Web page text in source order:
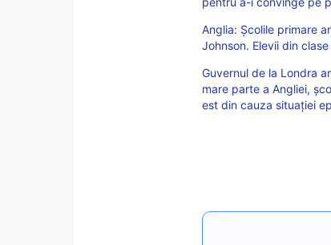
Anglia: Școlile primare
Johnson. Elevii din
Guvernul de la Londra
mare parte a Angliei,
est din cauza situației